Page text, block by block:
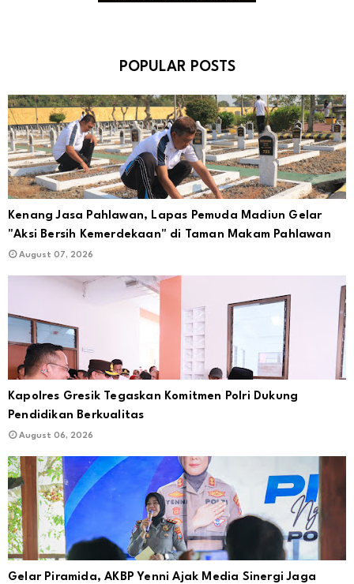
POPULAR POSTS
Kenang Jasa Pahlawan, Lapas Pemuda Madiun Gelar
"Aksi Bersih Kemerdekaan" di Taman Makam Pahlawan
August 07, 2026
Kapolres Gresik Tegaskan Komitmen Polri Dukung
Pendidikan Berkualitas
August 06, 2026
Gelar Piramida, AKBP Yenni Ajak Media Sinergi Jaga